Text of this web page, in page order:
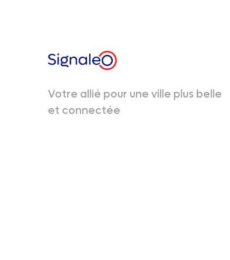
Votre allié pour une ville plus belle
et connectée